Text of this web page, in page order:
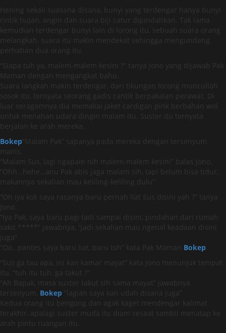
Hening sekali suasana disana, bunyi yang terdengar hanya bunyi
rintik hujan, angin dan suara biji catur dipindahkan. Tak lama
kemudian terdengar bunyi lain di lorong itu, sebuah suara orang
melangkah, suara itu makin mendekat sehingga mengundang
perhatian dua orang itu.
“Siapa tuh ya, malem-malem kesini ?” tanya Jono yang dijawab Pak
Maman dengan mengangkat bahu.
Suara langkah makin terdengar, dari tikungan lorong muncullah
sosok itu, ternyata seorang gadis cantik berpakaian perawat. Di
luar seragamnya dia memakai jaket cardigan pink berbahan wol
untuk menahan udara dingin malam itu. Suster itu ternyata
berjalan ke arah mereka.
Bokep“Malam Pak” sapanya pada mereka dengan tersenyum
manis.
“Malam Sus, lagi ngapain nih malem-malem kesini” balas Jono.
“Ohh…hehe…anu Pak abis jaga malam sih, tapi belum bisa tidur,
makannya sekalian mau keliling-keliling dulu”
“Oh iya kok saya rasanya baru pernah liat Sus disini yah ?” tanya
Jono.
“Iya Pak, saya baru pagi tadi sampai disini, pindahan dari rumah
sakit *****” jawabnya, “jadi sekalian mau ngenal keadaan disini
juga”
“Oo…pantes saya baru liat, baru toh” kata Pak Maman Bokep
“Sus ga tau apa, ini kan kamar mayat” kata Jono menunjuk tempat
itu, “tuh itu tuh, ga takut ?”
“Ah Bapak, masa suster takut sih sama mayat” jawabnya
tersenyum, Bokep “lagian saya kan udah disana juga”
Kedua orang itu bengong dan agak kaget mendengar kalimat
terakhir, apalagi suster muda itu diam sesaat sambil menatap ke
arah pintu ruangan itu.